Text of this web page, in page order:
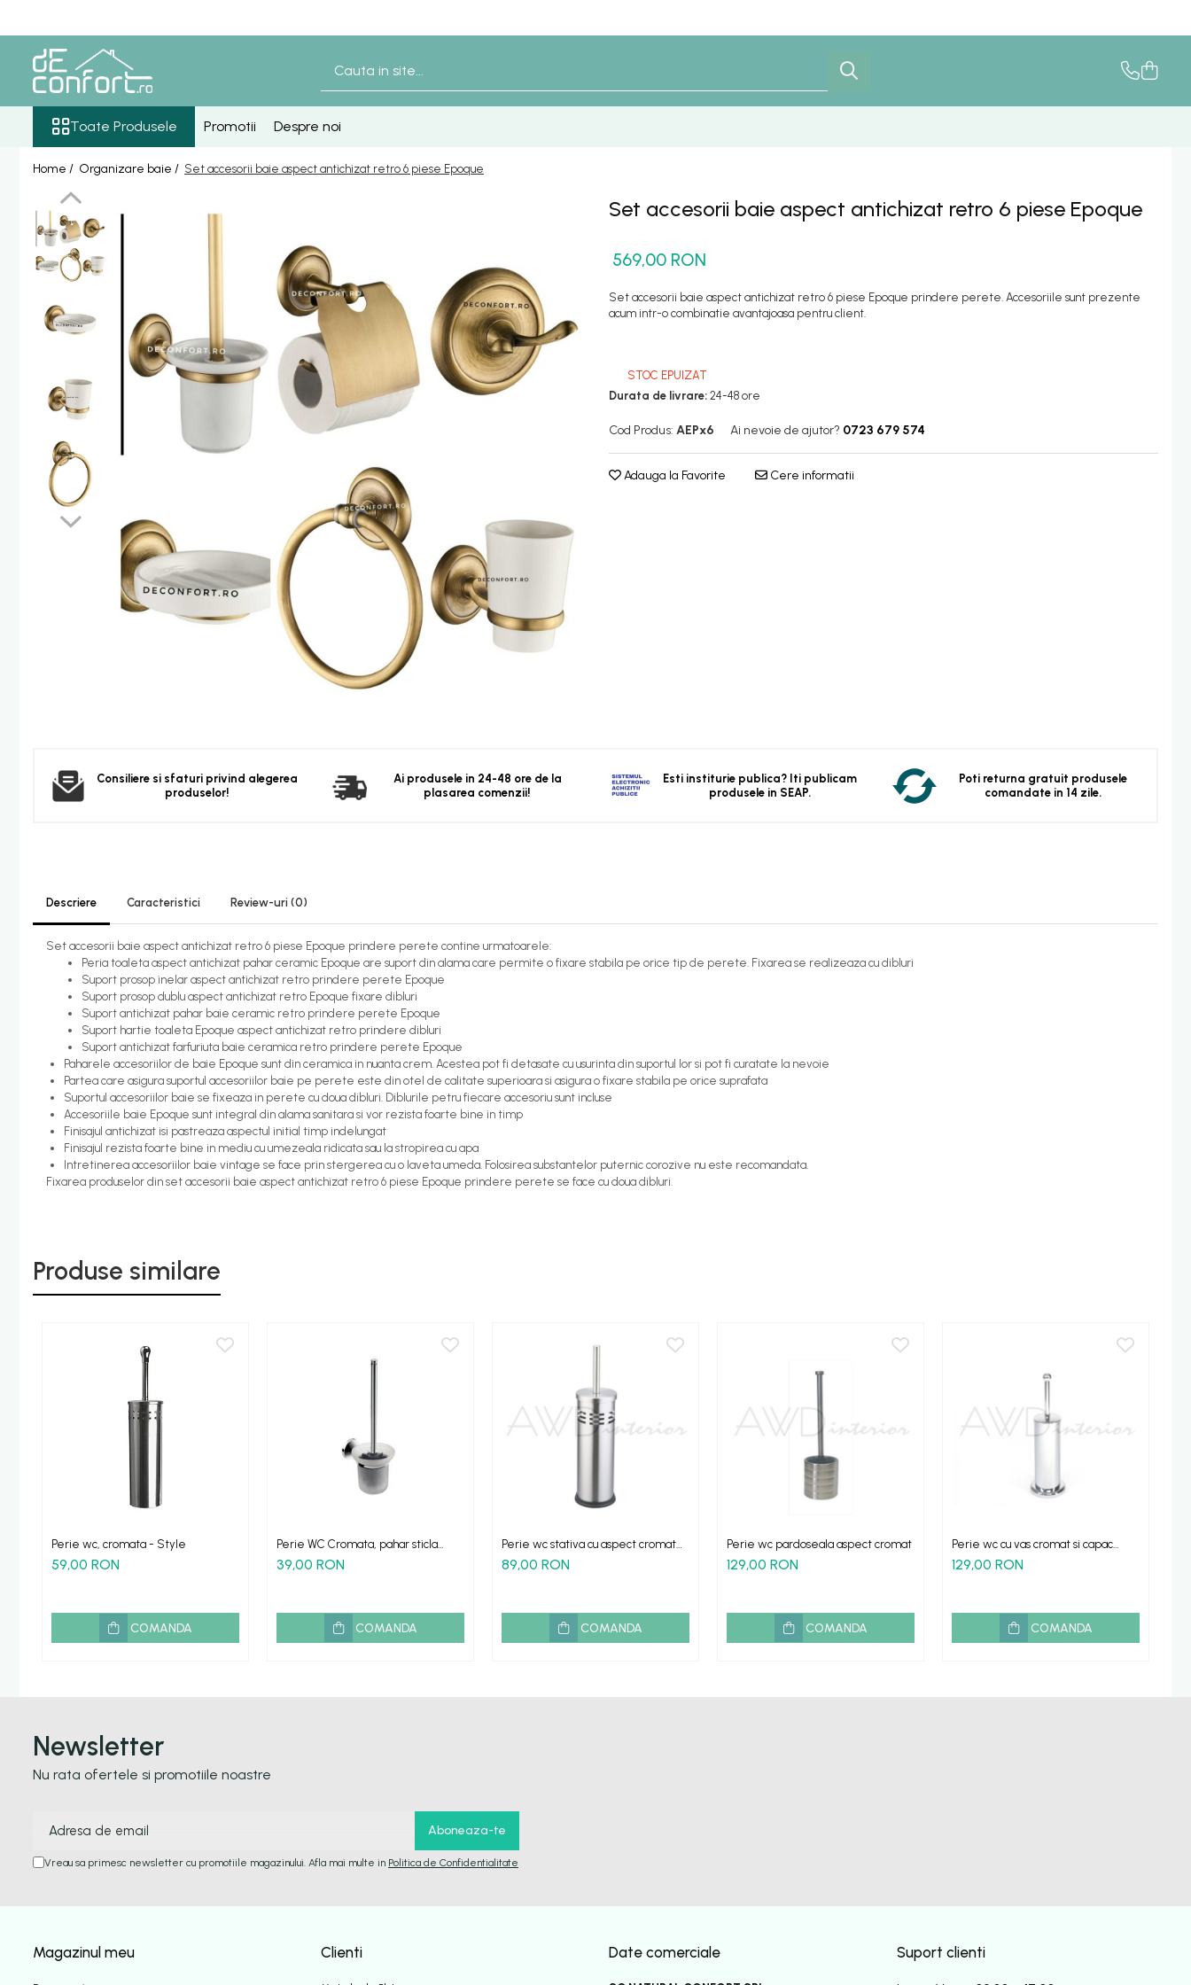
Toate Produsele
Baterii Sanitare
Senzori lavoar - pisoar
Baterie lavoar senzor
Baterie pisoar senzor
Accesorii baterii senzor
Baterii bronz antic
Baterie retro blat
Baterie bronz lavoar
Baterii lavoar
Baterie Bucatarie
Furtun dus
Set dus complet echipat
Suport prindere para dus
Baterie salon
Baterii bideu
Baterii cada-Coloana dus
Coloana / panou dus
Aplica bec LED
Calorifere electrice
Uscatoare de maini
Uscatoare tip Hotel
Instalatii sanitare - termice
Filtre apa
Racorduri alimentare
Robinet coltar
Organizare baie
Accesorii baie cromate
Bara sprijin - dizabilitati
Sifoane evacuare
Accesorii bucatarie
Improspatare aer
Accesorii camping gaz
Iluminat gradina camping
Toate Produsele Promotii Despre noi
Home / Organizare baie / Set accesorii baie aspect antichizat retro 6 piese Epoque
Set accesorii baie aspect antichizat retro 6 piese Epoque
569,00 RON
Set accesorii baie aspect antichizat retro 6 piese Epoque prindere perete. Accesoriile sunt prezente
acum intr-o combinatie avantajoasa pentru client.
STOC EPUIZAT
Durata de livrare: 24-48 ore
Cod Produs: AEPx6 Ai nevoie de ajutor? 0723 679 574
Adauga la Favorite Cere informatii
Consiliere si sfaturi privind alegerea
produselor!
Ai produsele in 24-48 ore de la
plasarea comenzii!
Esti institurie publica? Iti publicam
produsele in SEAP.
Poti returna gratuit produsele
comandate in 14 zile.
Descriere Caracteristici Review-uri (0)
Set accesorii baie aspect antichizat retro 6 piese Epoque prindere perete contine urmatoarele:
Peria toaleta aspect antichizat pahar ceramic Epoque are suport din alama care permite o fixare stabila pe orice tip de perete. Fixarea se realizeaza cu dibluri
Suport prosop inelar aspect antichizat retro prindere perete Epoque
Suport prosop dublu aspect antichizat retro Epoque fixare dibluri
Suport antichizat pahar baie ceramic retro prindere perete Epoque
Suport hartie toaleta Epoque aspect antichizat retro prindere dibluri
Suport antichizat farfuriuta baie ceramica retro prindere perete Epoque
Paharele accesoriilor de baie Epoque sunt din ceramica in nuanta crem. Acestea pot fi detasate cu usurinta din suportul lor si pot fi curatate la nevoie
Partea care asigura suportul accesoriilor baie pe perete este din otel de calitate superioara si asigura o fixare stabila pe orice suprafata
Suportul accesoriilor baie se fixeaza in perete cu doua dibluri. Diblurile petru fiecare accesoriu sunt incluse
Accesoriile baie Epoque sunt integral din alama sanitara si vor rezista foarte bine in timp
Finisajul antichizat isi pastreaza aspectul initial timp indelungat
Finisajul rezista foarte bine in mediu cu umezeala ridicata sau la stropirea cu apa
Intretinerea accesoriilor baie vintage se face prin stergerea cu o laveta umeda. Folosirea substantelor puternic corozive nu este recomandata.
Fixarea produselor din set accesorii baie aspect antichizat retro 6 piese Epoque prindere perete se face cu doua dibluri.
Produse similare
Perie wc, cromata - Style
59,00 RON
COMANDA
Perie WC Cromata, pahar sticla
mata
39,00 RON
COMANDA
Perie wc stativa cu aspect cromat
satinat
89,00 RON
COMANDA
Perie wc pardoseala aspect cromat
129,00 RON
COMANDA
Perie wc cu vas cromat si capac
pentru pardosealaPerie wc cu vas
cromat si capac
129,00 RON
COMANDA
Newsletter
Nu rata ofertele si promotiile noastre
Vreau sa primesc newsletter cu promotiile magazinului. Afla mai multe in Politica de Confidentialitate
Magazinul meu Clienti Date comerciale Suport clienti